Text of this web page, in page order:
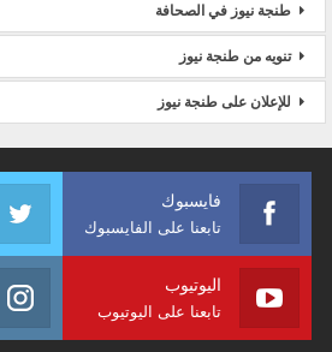
طنجة نيوز في الصحافة
تنويه من طنجة نيوز
للإعلان على طنجة نيوز
فايسبوك
تابعنا على الفايسبوك
اليوتيوب
تابعنا على اليوتيوب